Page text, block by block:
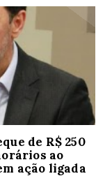
de R$ 250
ao
ação ligada